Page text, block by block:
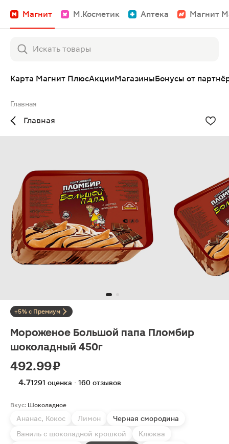
Магнит М.Косметик Аптека Магнит
Карта Магнит ПлюсАкцииМагазиныБонусы от
Главная
Главная
+5% с Премиум
Мороженое Большой папа Пломбир
шоколадный 450г
492.99 ₽
4.71291 оценка · 160 отзывов
Вкус: Шоколадное
Ананас, Кокос Лимон
Черная смородина
Ваниль с шоколадной крошкой
Клюква